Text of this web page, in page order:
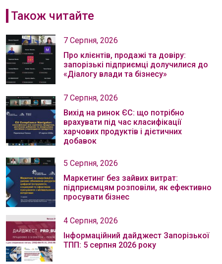
Також читайте
7 Серпня, 2026
Про клієнтів, продажі та довіру:
запорізькі підприємці долучилися до
«Діалогу влади та бізнесу»
7 Серпня, 2026
Вихід на ринок ЄС: що потрібно
врахувати під час класифікації
харчових продуктів і дієтичних
добавок
5 Серпня, 2026
Маркетинг без зайвих витрат:
підприємцям розповіли, як ефективно
просувати бізнес
4 Серпня, 2026
Інформаційний дайджест Запорізької
ТПП: 5 серпня 2026 року